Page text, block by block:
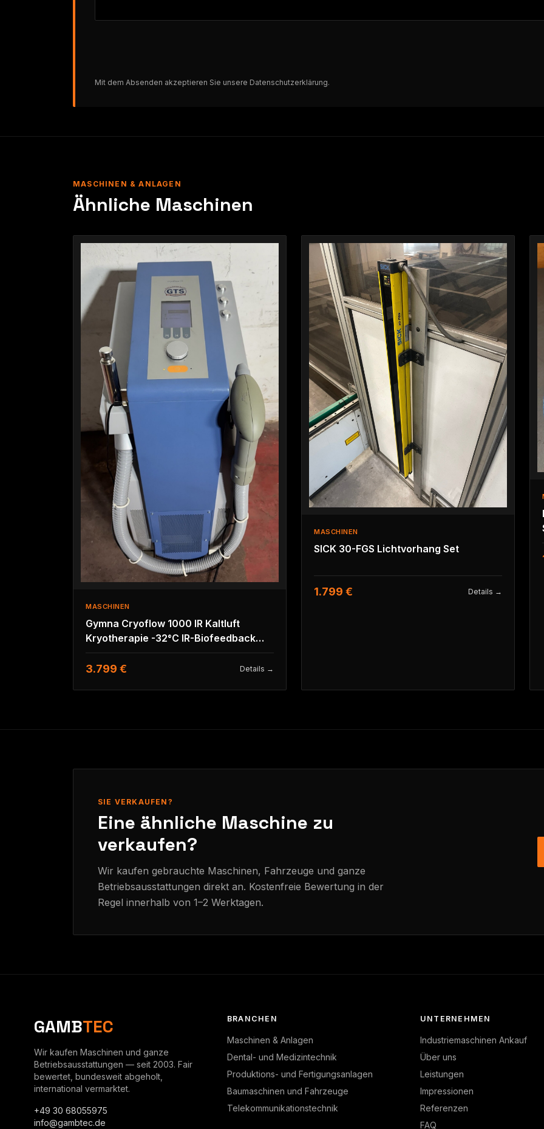
Mit dem Absenden akzeptieren Sie unsere Datenschutzerklärung.
MASCHINEN & ANLAGEN
Ähnliche Maschinen
MASCHINEN
Gymna Cryoflow 1000 IR Kaltluft
Kryotherapie -32°C IR-Biofeedback
GTS Physio
3.799 € Details →
MASCHINEN
SICK 30-FGS Lichtvorhang Set
1.799 € Details →
SIE VERKAUFEN?
Eine ähnliche Maschine zu
verkaufen?
Wir kaufen gebrauchte Maschinen, Fahrzeuge und ganze
Betriebsausstattungen direkt an. Kostenfreie Bewertung in der
Regel innerhalb von 1–2 Werktagen.
GAMBTEC
Wir kaufen Maschinen und ganze
Betriebsausstattungen — seit 2003. Fair
bewertet, bundesweit abgeholt,
international vermarktet.
+49 30 68055975
info@gambtec.de
BRANCHEN
Maschinen & Anlagen
Dental- und Medizintechnik
Produktions- und Fertigungsanlagen
Baumaschinen und Fahrzeuge
Telekommunikationstechnik
UNTERNEHMEN
Industriemaschinen Ankauf
Über uns
Leistungen
Impressionen
Referenzen
FAQ